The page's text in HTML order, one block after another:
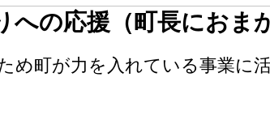
への応援（町長におま
め町が力を入れている事業に